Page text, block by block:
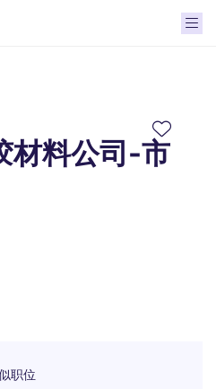
材料公司-市
职位